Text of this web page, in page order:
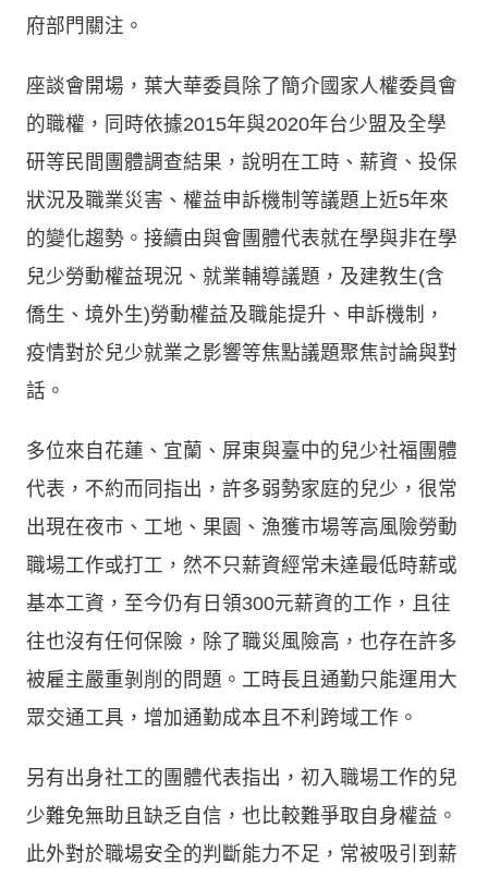
府部門關注。
座談會開場，葉大華委員除了簡介國家人權委員會
的職權，同時依據2015年與2020年台少盟及全學
研等民間團體調查結果，說明在工時、薪資、投保
狀況及職業災害、權益申訴機制等議題上近5年來
的變化趨勢。接續由與會團體代表就在學與非在學
兒少勞動權益現況、就業輔導議題，及建教生(含
僑生、境外生)勞動權益及職能提升、申訴機制，
疫情對於兒少就業之影響等焦點議題聚焦討論與對
話。
多位來自花蓮、宜蘭、屏東與臺中的兒少社福團體
代表，不約而同指出，許多弱勢家庭的兒少，很常
出現在夜市、工地、果園、漁獲市場等高風險勞動
職場工作或打工，然不只薪資經常未達最低時薪或
基本工資，至今仍有日領300元薪資的工作，且往
往也沒有任何保險，除了職災風險高，也存在許多
被雇主嚴重剝削的問題。工時長且通勤只能運用大
眾交通工具，增加通勤成本且不利跨域工作。
另有出身社工的團體代表指出，初入職場工作的兒
少難免無助且缺乏自信，也比較難爭取自身權益。
此外對於職場安全的判斷能力不足，常被吸引到薪